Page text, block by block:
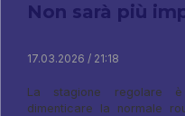
Non sarà più
17.03.2026 / 21:18
La stagione regolare è
dimenticare la normale